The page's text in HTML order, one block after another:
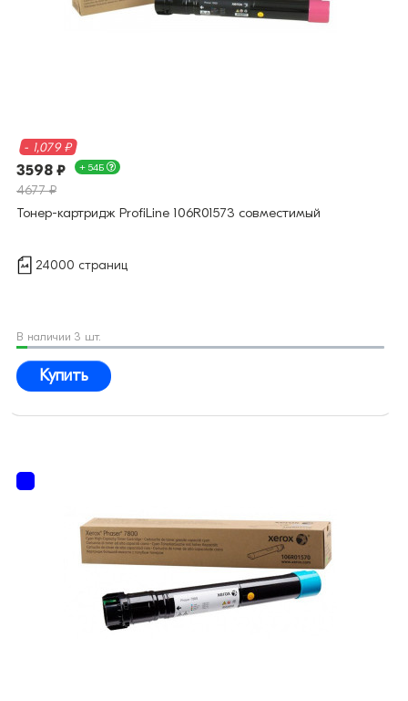
- 1,079 ₽
3598 ₽ + 54Б
4677 ₽
Тонер-картридж ProfiLine 106R01573 совместимый
24000 страниц
В наличии 3 шт.
Купить